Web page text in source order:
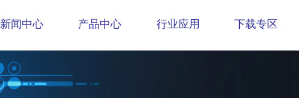
新闻中心 产品中心 行业应用 下载专区